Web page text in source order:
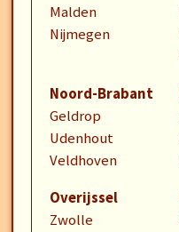
Malden
Nijmegen
Noord-Brabant
Geldrop
Udenhout
Veldhoven
Overijssel
Zwolle